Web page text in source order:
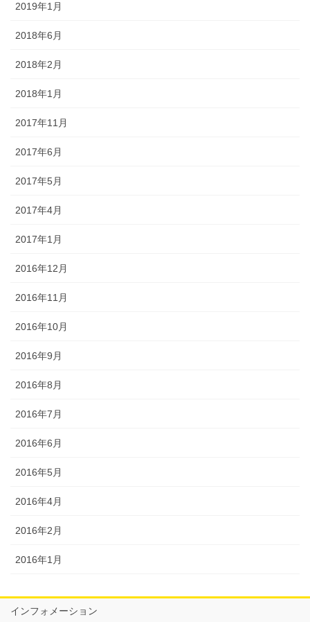
2019年1月
2018年6月
2018年2月
2018年1月
2017年11月
2017年6月
2017年5月
2017年4月
2017年1月
2016年12月
2016年11月
2016年10月
2016年9月
2016年8月
2016年7月
2016年6月
2016年5月
2016年4月
2016年2月
2016年1月
インフォメーション